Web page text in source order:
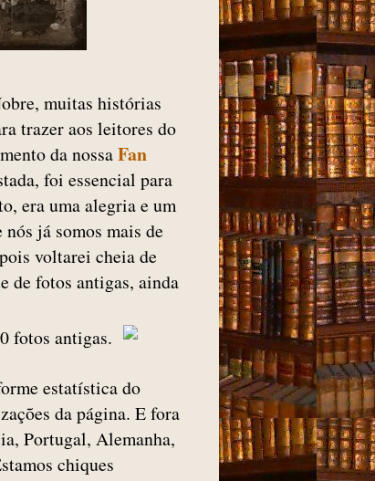
muitas histórias
trazer aos leitores do
da nossaFan
foi essencial para
era uma alegria e um
já somos mais de
voltarei cheia de
de fotos antigas, ainda
fotos antigas.
estatística do
da página. E fora
Portugal, Alemanha,
chiques